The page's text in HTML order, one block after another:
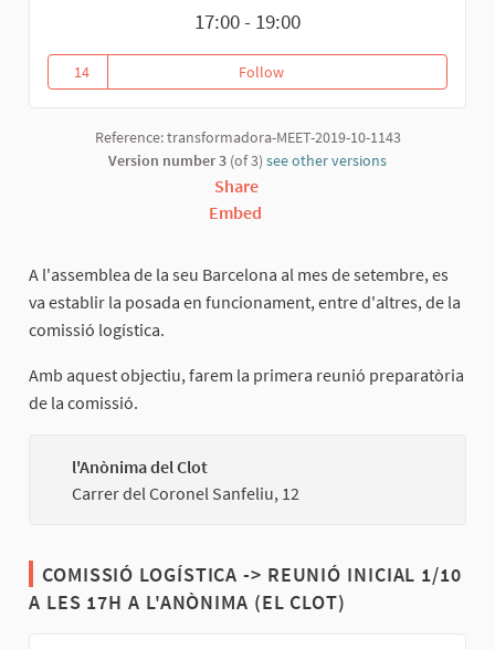
17:00 - 19:00
14
14 followers
FollowReunió preparatòria I
Reference: transformadora-MEET-2019-10-1143
Version number 3 (of 3) see other versions
Share
Embed
A l'assemblea de la seu Barcelona al mes de setembre, es
va establir la posada en funcionament, entre d'altres, de la
comissió logística.
Amb aquest objectiu, farem la primera reunió preparatòria
de la comissió.
l'Anònima del Clot
Carrer del Coronel Sanfeliu, 12
COMISSIÓ LOGÍSTICA -> REUNIÓ INICIAL 1/10
A LES 17H A L'ANÒNIMA (EL CLOT)